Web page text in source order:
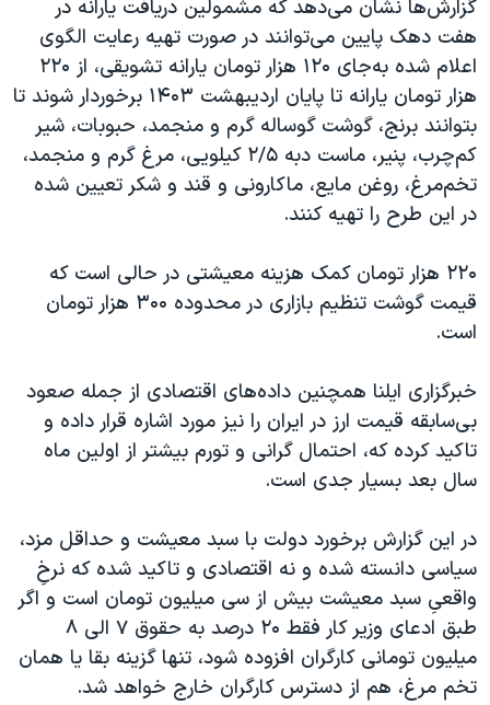
گزارش‌ها نشان می‌دهد که مشمولین دریافت یارانه در
هفت دهک پایین می‌توانند در صورت تهیه رعایت الگوی
اعلام شده به‌جای ۱۲۰ هزار تومان یارانه تشویقی، از ۲۲۰
هزار تومان یارانه تا پایان اردیبهشت ۱۴۰۳ برخوردار شوند تا
بتوانند برنج، گوشت گوساله گرم و منجمد، حبوبات، شیر
کم‌چرب، پنیر، ماست دبه ۲/۵ کیلویی، مرغ گرم و منجمد،
تخم‌مرغ، روغن مایع، ماکارونی و قند و شکر تعیین شده
در این طرح را تهیه کنند.
۲۲۰ هزار تومان کمک هزینه معیشتی در حالی است که
قیمت گوشت تنظیم بازاری در محدوده ۳۰۰ هزار تومان
است.
خبرگزاری ایلنا همچنین داده‌های اقتصادی از جمله صعود
بی‌سابقه قیمت ارز در ایران را نیز مورد اشاره قرار داده و
تاکید کرده که، احتمال گرانی و تورم بیشتر از اولین ماه
سال بعد بسیار جدی‌ است.
در این گزارش برخورد دولت با سبد معیشت و حداقل مزد،
سیاسی دانسته شده و نه اقتصادی و تاکید شده که نرخِ
واقعیِ سبد معیشت بیش از سی میلیون تومان است و اگر
طبق ادعای وزیر کار فقط ۲۰ درصد به حقوق ۷ الی ۸
میلیون تومانی کارگران افزوده شود، تنها گزینه‌ بقا یا همان
تخم مرغ، هم از دسترس کارگران خارج خواهد شد.